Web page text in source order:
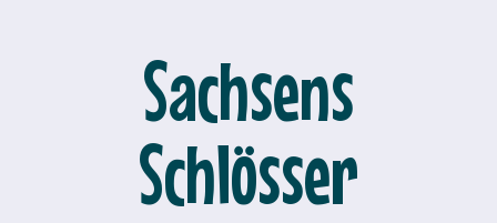
Sachsens
Schlösser